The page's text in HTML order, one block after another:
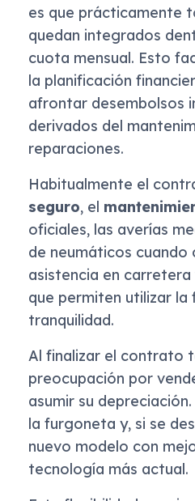
es que prácticamente
quedan integrados
cuota mensual. Esto
la planificación
afrontar desembolsos
derivados del
reparaciones.
Habitualmente el
seguro, el
oficiales, las averías
de neumáticos cuando
asistencia en
que permiten utilizar
tranquilidad.
Al finalizar el contrato
preocupación por
asumir su
la furgoneta y, si se
nuevo modelo con
tecnología más actual.